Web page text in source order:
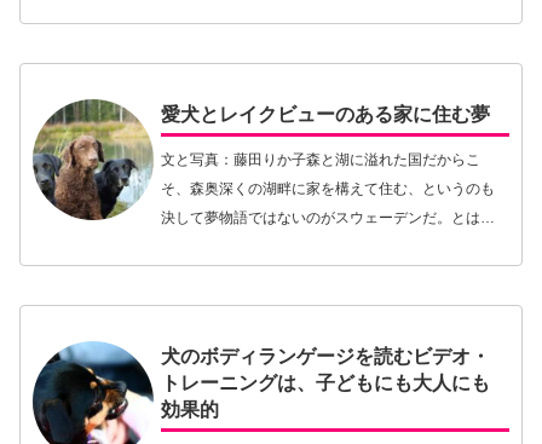
愛犬とレイクビューのある家に住む夢
文と写真：藤田りか子森と湖に溢れた国だからこ
そ、森奥深くの湖畔に家を構えて住む、というのも
決して夢物語ではないのがスウェーデンだ。とはい
法 (Str…【続きを読む】
犬のボディランゲージを読むビデオ・
トレーニングは、子どもにも大人にも
効果的